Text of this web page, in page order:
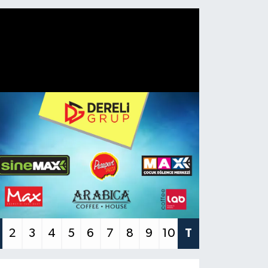
2 3 4 5 6 7 8 9 10 T